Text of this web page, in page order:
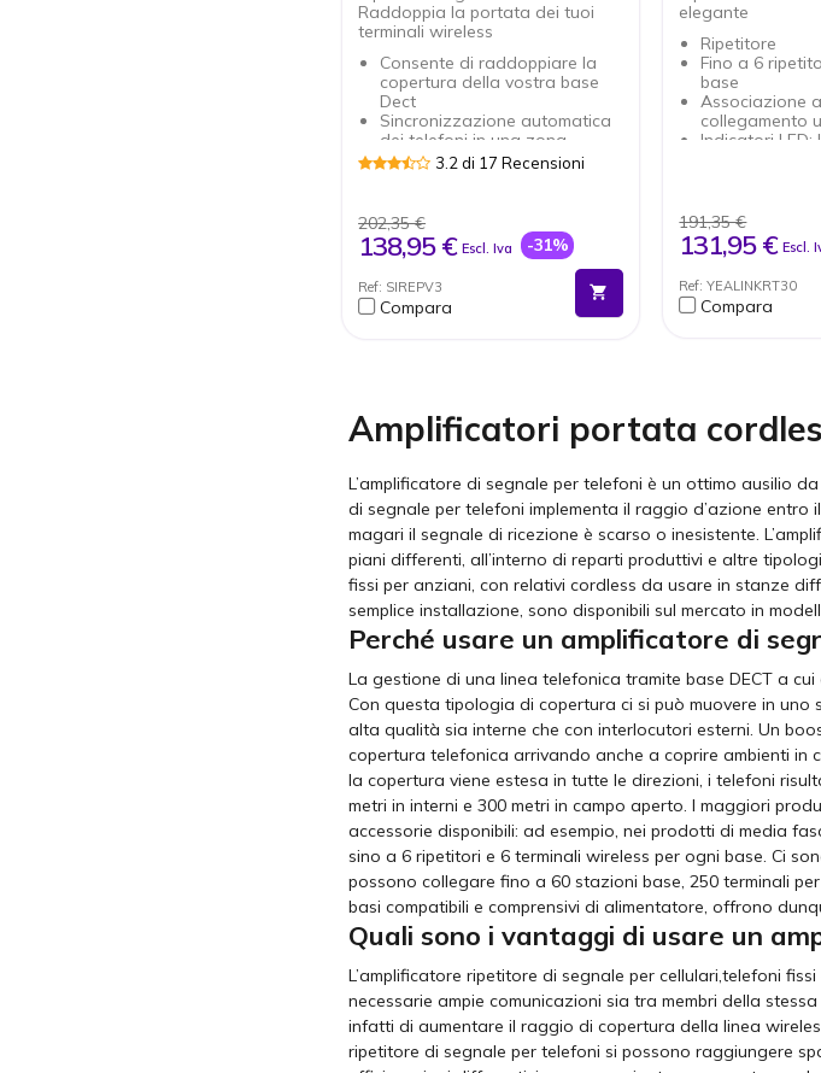
Raddoppia la portata dei tuoi
terminali wireless
Consente di raddoppiare la
copertura della vostra base
Dect
Sincronizzazione automatica
dei telefoni in una zona
Si possono gestire fino a 6
Gigaset Siemens delle serie C,
E, S, SL
Non sostituisce un terminale
3.2 di 17 Recensioni
202,35 €
138,95 € Escl. Iva -31%
Ref: SIREPV3
Compara
elegante
Ripetitore
Fino a 6
base
Associazione
collegamento
Indicatori LED:
montaggio a
191,35 €
131,95 € Escl.
Ref: YEALINKRT30
Compara
Amplificatori portata
L’amplificatore di segnale per telefoni è un ottimo ausilio
di segnale per telefoni implementa il raggio d’azione
magari il segnale di ricezione è scarso o inesistente.
piani differenti, all’interno di reparti produttivi e altre
fissi per anziani, con relativi cordless da usare in stanze
semplice installazione, sono disponibili sul mercato in
Perché usare un amplificatore di
La gestione di una linea telefonica tramite base DECT a
Con questa tipologia di copertura ci si può muovere in
alta qualità sia interne che con interlocutori esterni. Un
copertura telefonica arrivando anche a coprire ambienti in
la copertura viene estesa in tutte le direzioni, i telefoni
metri in interni e 300 metri in campo aperto. I maggiori
accessorie disponibili: ad esempio, nei prodotti di media
sino a 6 ripetitori e 6 terminali wireless per ogni base. Ci
possono collegare fino a 60 stazioni base, 250 terminali
basi compatibili e comprensivi di alimentatore, offrono
Quali sono i vantaggi di usare un
L’amplificatore ripetitore di segnale per cellulari,telefoni
necessarie ampie comunicazioni sia tra membri della
infatti di aumentare il raggio di copertura della linea
ripetitore di segnale per telefoni si possono raggiungere